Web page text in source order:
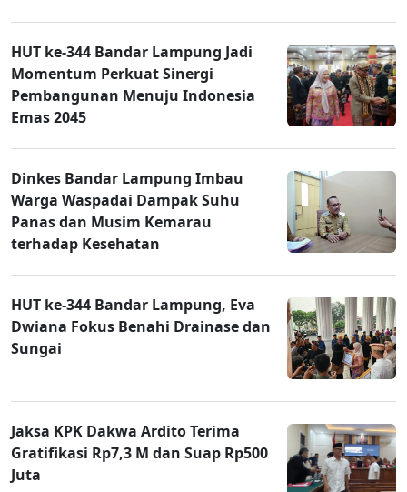
HUT ke-344 Bandar Lampung Jadi
Momentum Perkuat Sinergi
Pembangunan Menuju Indonesia
Emas 2045
Dinkes Bandar Lampung Imbau
Warga Waspadai Dampak Suhu
Panas dan Musim Kemarau
terhadap Kesehatan
HUT ke-344 Bandar Lampung, Eva
Dwiana Fokus Benahi Drainase dan
Sungai
Jaksa KPK Dakwa Ardito Terima
Gratifikasi Rp7,3 M dan Suap Rp500
Juta